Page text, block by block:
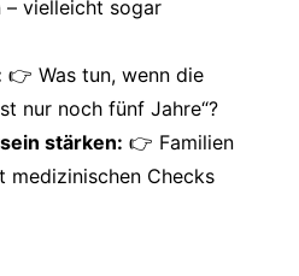
vielleicht sogar
👉 Was tun, wenn die
nur noch fünf Jahre“?
stärken: 👉 Familien
Checks